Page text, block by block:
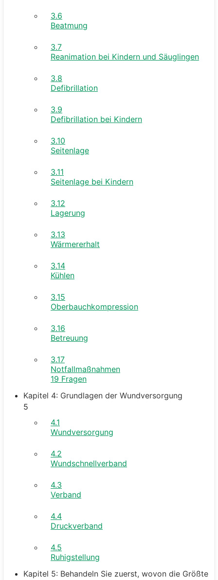
3.6
Beatmung
3.7
Reanimation bei Kindern und Säuglingen
3.8
Defibrillation
3.9
Defibrillation bei Kindern
3.10
Seitenlage
3.11
Seitenlage bei Kindern
3.12
Lagerung
3.13
Wärmererhalt
3.14
Kühlen
3.15
Oberbauchkompression
3.16
Betreuung
3.17
Notfallmaßnahmen
19 Fragen
Kapitel 4: Grundlagen der Wundversorgung
5
4.1
Wundversorgung
4.2
Wundschnellverband
4.3
Verband
4.4
Druckverband
4.5
Ruhigstellung
Kapitel 5: Behandeln Sie zuerst, wovon die Größte